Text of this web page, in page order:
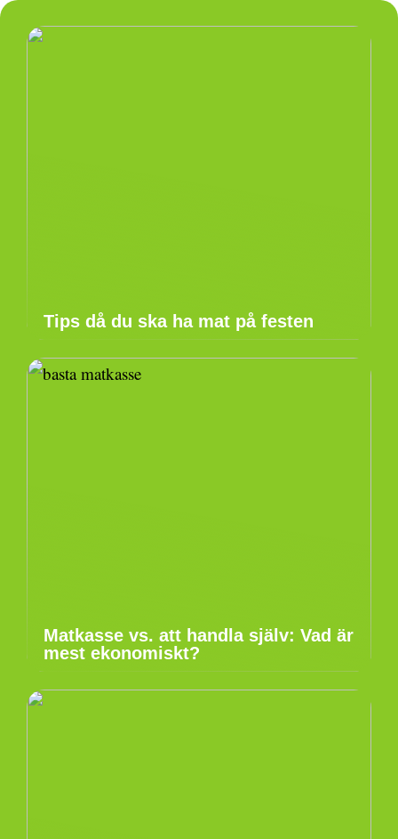
Tips då du ska ha mat på festen
Matkasse vs. att handla själv: Vad är
mest ekonomiskt?